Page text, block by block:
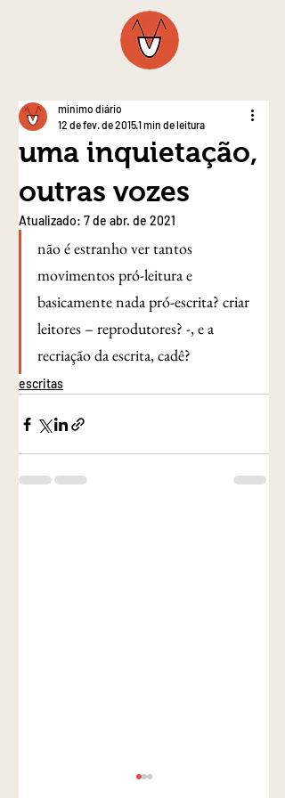
uma inquietação,
outras vozes
mínimo diário
12 de fev. de 20151 min de leitura
Atualizado: 7 de abr. de 2021
não é estranho ver tantos
movimentos pró-leitura e
basicamente nada pró-escrita? criar
leitores – reprodutores? -, e a
recriação da escrita, cadê?
escritas